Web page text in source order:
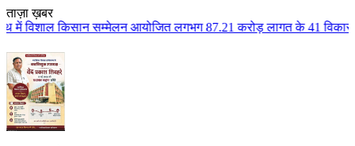
ताज़ा ख़बर
लगभग 87.21 करोड़ लागत के 41 विकास कार्यों का किया